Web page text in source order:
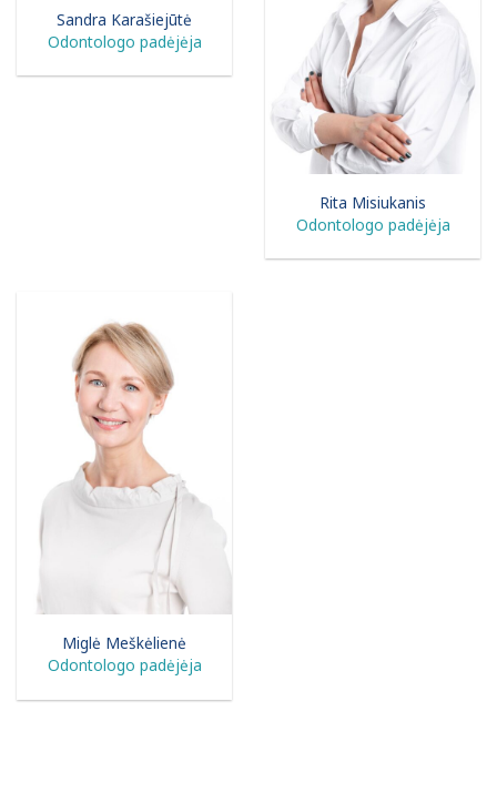
Sandra Karašiejūtė
Odontologo padėjėja
Rita Misiukanis
Odontologo padėjėja
Miglė Meškėlienė
Odontologo padėjėja